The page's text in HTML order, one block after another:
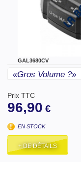
GAL3680CV
«gros Volume ?»
Prix TTC
96,90 €
EN STOCK
+ DE DÉTAILS